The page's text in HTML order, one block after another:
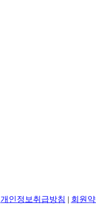
개인정보취급방침 | 회원